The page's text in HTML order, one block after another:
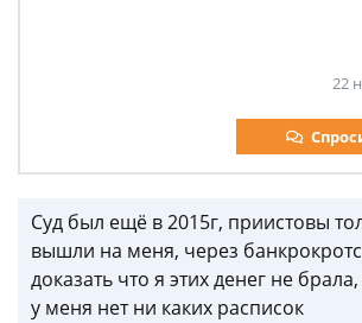
22
Суд был ещё в 2015г, приистовы
вышли на меня, через
доказать что я этих денег не
у меня нет ни каких расписок